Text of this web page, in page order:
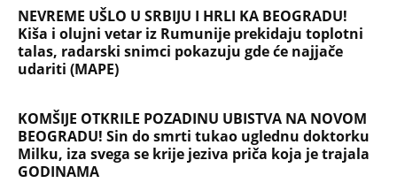
NEVREME UŠLO U SRBIJU I HRLI KA BEOGRADU!
Kiša i olujni vetar iz Rumunije prekidaju toplotni
talas, radarski snimci pokazuju gde će najjače
udariti (MAPE)
KOMŠIJE OTKRILE POZADINU UBISTVA NA NOVOM
BEOGRADU! Sin do smrti tukao uglednu doktorku
Milku, iza svega se krije jeziva priča koja je trajala
GODINAMA